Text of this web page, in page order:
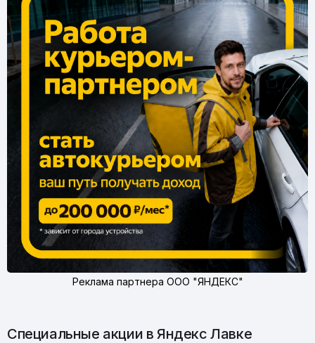
Реклама партнера ООО "ЯНДЕКС"
Специальные акции в Яндекс Лавке